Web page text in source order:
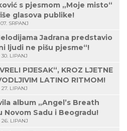
s pjesmom „Moje misto“
glasova publike!
07. SRPANJ
Jadrana predstavio
ljudi ne pišu pjesme“!
30. LIPANJ
PIJESAK“, KROZ LJETNE
LATINO RITMOM!
27. LIPANJ
album „Angel’s Breath
Sadu i Beogradu!
26. LIPANJ